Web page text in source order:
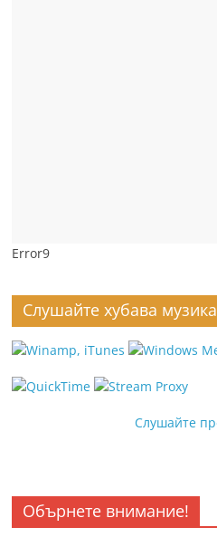
Error9
Слушайте хубава музика
Слушайте
Обърнете внимание!